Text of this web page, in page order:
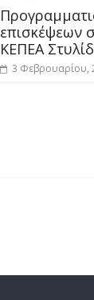
επισκέψεων
ΚΕΠΕΑ
3 Φεβρουαρίου,